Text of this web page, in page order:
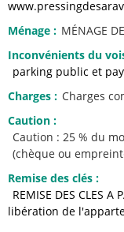
Ménage : MÉNAGE
Inconvénients du
parking public et
Charges : Charges
Caution :
Caution : 25 % du
(chèque ou
Remise des clés :
REMISE DES CLES
libération de